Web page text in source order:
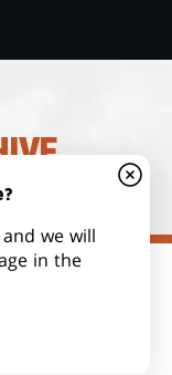
we will
in the